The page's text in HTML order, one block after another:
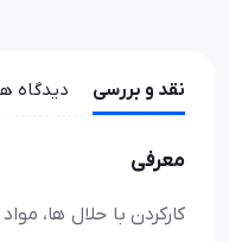
نقد و بررسی دیدگاه
معرفی
کارکردن با حلال ها،